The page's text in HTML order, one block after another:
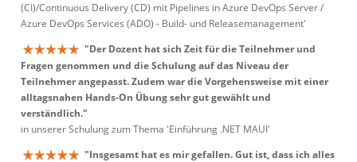
(CI)/Continuous Delivery (CD) mit Pipelines in Azure DevOps Server /
Azure DevOps Services (ADO) - Build- und Releasemanagement'
"Der Dozent hat sich Zeit für die Teilnehmer und
Fragen genommen und die Schulung auf das Niveau der
Teilnehmer angepasst. Zudem war die Vorgehensweise mit einer
alltagsnahen Hands-On Übung sehr gut gewählt und
verständlich."
in unserer Schulung zum Thema 'Einführung .NET MAUI'
"Insgesamt hat es mir gefallen. Gut ist, dass ich alles